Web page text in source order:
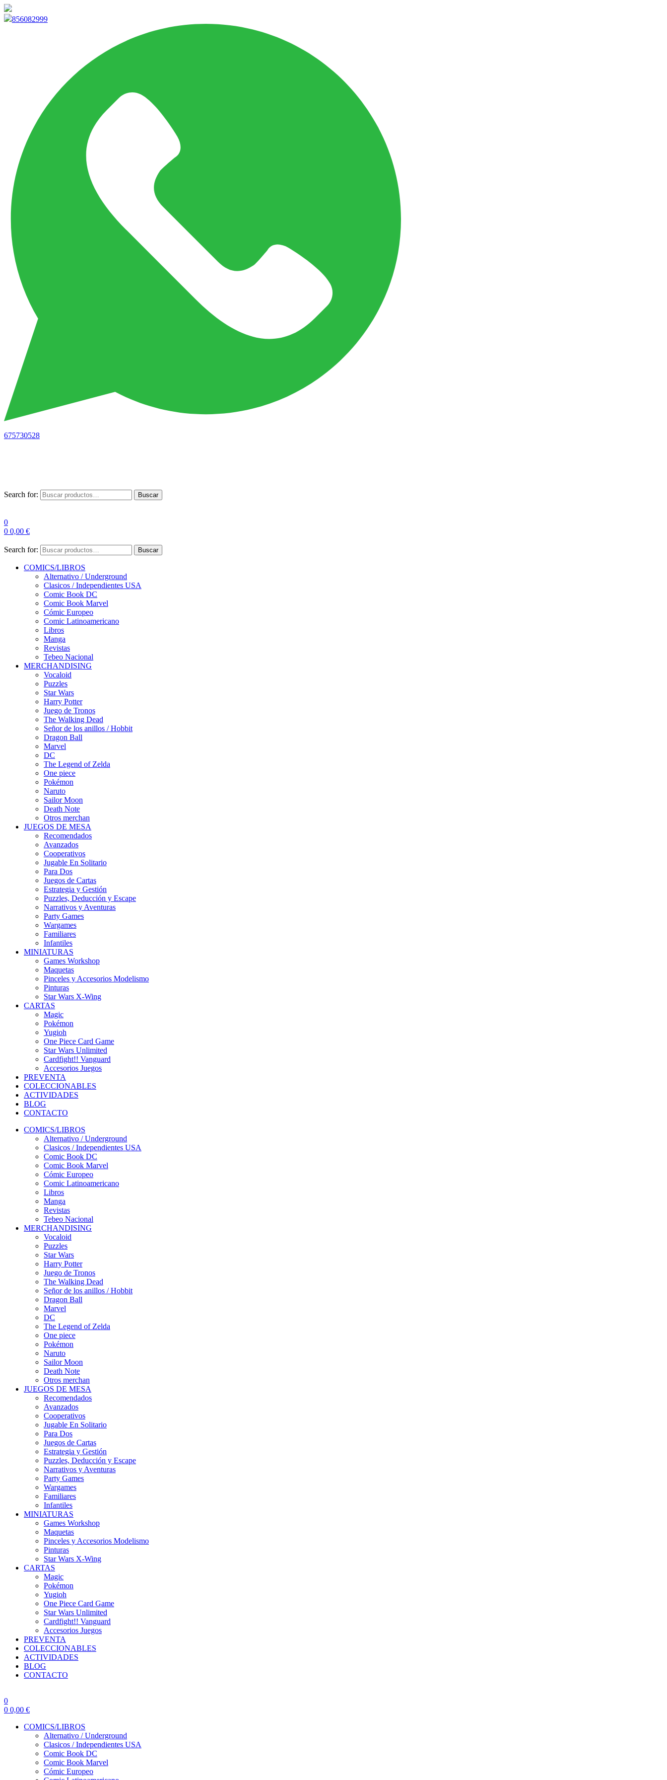
856082999
675730528
Search for: Buscar
0
0 0,00 €
Search for: Buscar
COMICS/LIBROS
Alternativo / Underground
Clasicos / Independientes USA
Comic Book DC
Comic Book Marvel
Cómic Europeo
Comic Latinoamericano
Libros
Manga
Revistas
Tebeo Nacional
MERCHANDISING
Vocaloid
Puzzles
Star Wars
Harry Potter
Juego de Tronos
The Walking Dead
Señor de los anillos / Hobbit
Dragon Ball
Marvel
DC
The Legend of Zelda
One piece
Pokémon
Naruto
Sailor Moon
Death Note
Otros merchan
JUEGOS DE MESA
Recomendados
Avanzados
Cooperativos
Jugable En Solitario
Para Dos
Juegos de Cartas
Estrategia y Gestión
Puzzles, Deducción y Escape
Narrativos y Aventuras
Party Games
Wargames
Familiares
Infantiles
MINIATURAS
Games Workshop
Maquetas
Pinceles y Accesorios Modelismo
Pinturas
Star Wars X-Wing
CARTAS
Magic
Pokémon
Yugioh
One Piece Card Game
Star Wars Unlimited
Cardfight!! Vanguard
Accesorios Juegos
PREVENTA
COLECCIONABLES
ACTIVIDADES
BLOG
CONTACTO
COMICS/LIBROS
Alternativo / Underground
Clasicos / Independientes USA
Comic Book DC
Comic Book Marvel
Cómic Europeo
Comic Latinoamericano
Libros
Manga
Revistas
Tebeo Nacional
MERCHANDISING
Vocaloid
Puzzles
Star Wars
Harry Potter
Juego de Tronos
The Walking Dead
Señor de los anillos / Hobbit
Dragon Ball
Marvel
DC
The Legend of Zelda
One piece
Pokémon
Naruto
Sailor Moon
Death Note
Otros merchan
JUEGOS DE MESA
Recomendados
Avanzados
Cooperativos
Jugable En Solitario
Para Dos
Juegos de Cartas
Estrategia y Gestión
Puzzles, Deducción y Escape
Narrativos y Aventuras
Party Games
Wargames
Familiares
Infantiles
MINIATURAS
Games Workshop
Maquetas
Pinceles y Accesorios Modelismo
Pinturas
Star Wars X-Wing
CARTAS
Magic
Pokémon
Yugioh
One Piece Card Game
Star Wars Unlimited
Cardfight!! Vanguard
Accesorios Juegos
PREVENTA
COLECCIONABLES
ACTIVIDADES
BLOG
CONTACTO
0
0 0,00 €
COMICS/LIBROS
Alternativo / Underground
Clasicos / Independientes USA
Comic Book DC
Comic Book Marvel
Cómic Europeo